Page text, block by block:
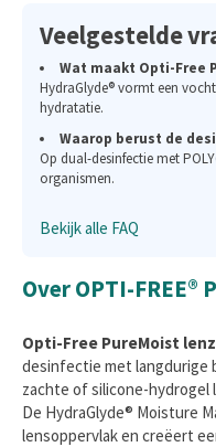
Veelgestelde
Wat maakt Opti-Free
HydraGlyde® vormt een
hydratatie.
Waarop berust de
Op dual-desinfectie met
organismen.
Bekijk alle FAQ
Over OPTI-FREE®
Opti-Free PureMoist
desinfectie met langdurige
zachte of silicone-hydrogel
De HydraGlyde® Moisture
lensoppervlak en creëert